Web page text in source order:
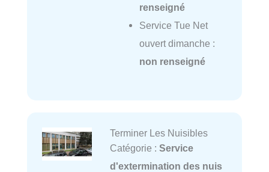
renseigné
Service Tue Net
ouvert dimanche :
non renseigné
Terminer Les Nuisibles
Catégorie : Service
d'extermination des nuis